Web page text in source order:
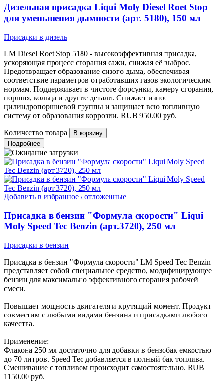
Дизельная присадка Liqui Moly Diesel Roet Stop
для уменьшения дымности (арт. 5180), 150 мл
Присадки в дизель
LM Diesel Roet Stop 5180 - высокоэффективная присадка,
ускоряющая процесс сгорания сажи, снижая её выброс.
Предотвращает образование сизого дыма, обеспечивая
соответствие параметров отработавших газов экологическим
нормам. Поддерживает в чистоте форсунки, камеру сгорания,
поршня, кольца и другие детали. Снижает износ
цилиндропоршневой группы и защищает всю топливную
систему от образования коррозии. RUB 950.00 руб.
Количество товара
Подробнее
Добавить в избранное / отложенные
Присадка в бензин "Формула скорости" Liqui
Moly Speed Tec Benzin (арт.3720), 250 мл
Присадки в бензин
Присадка в бензин "Формула скорости" LM Speed Tec Benzin
представляет собой специальное средство, модифицирующее
бензин для максимально эффективного сгорания рабочей
смеси.
Повышает мощность двигателя и крутящий момент. Продукт
совместим с любыми видами бензина и присадками любого
качества.
Применение:
Флакона 250 мл достаточно для добавки в бензобак емкостью
до 70 литров. Speed Tec добавляется в полный бак топлива.
Смешивание с топливом происходит самостоятельно. RUB
1150.00 руб.